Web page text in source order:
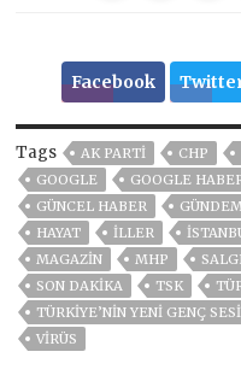
Facebook
Tags AK PARTİ CHP
GOOGLE
GOOGLE
GÜNCEL HABER
GÜNDEM
HAYAT
İLLER
MAGAZİN
MHP
SON DAKIKA
TSK
TÜRKİYE’NİN YENİ GENÇ
VIRÜS